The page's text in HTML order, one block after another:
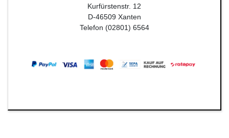
Kurfürstenstr. 12
D-46509 Xanten
Telefon (02801) 6564